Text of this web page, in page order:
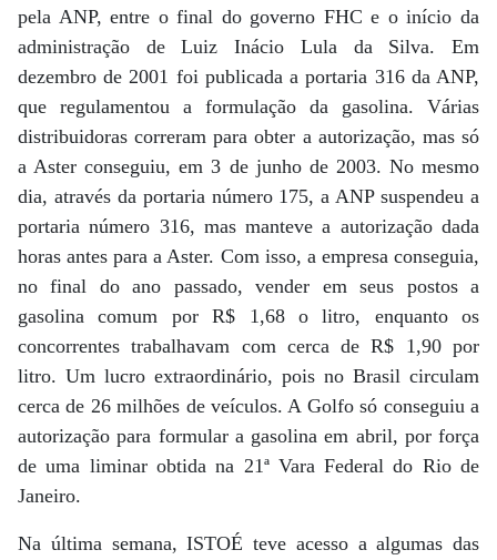
pela ANP, entre o final do governo FHC e o início da
administração de Luiz Inácio Lula da Silva. Em
dezembro de 2001 foi publicada a portaria 316 da ANP,
que regulamentou a formulação da gasolina. Várias
distribuidoras correram para obter a autorização, mas só
a Aster conseguiu, em 3 de junho de 2003. No mesmo
dia, através da portaria número 175, a ANP suspendeu a
portaria número 316, mas manteve a autorização dada
horas antes para a Aster. Com isso, a empresa conseguia,
no final do ano passado, vender em seus postos a
gasolina comum por R$ 1,68 o litro, enquanto os
concorrentes trabalhavam com cerca de R$ 1,90 por
litro. Um lucro extraordinário, pois no Brasil circulam
cerca de 26 milhões de veículos. A Golfo só conseguiu a
autorização para formular a gasolina em abril, por força
de uma liminar obtida na 21ª Vara Federal do Rio de
Janeiro.
Na última semana, ISTOÉ teve acesso a algumas das